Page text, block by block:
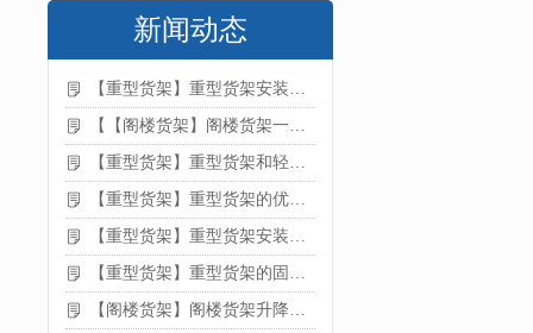
新闻动态
【重型货架】重型货架安装注意事项
【【阁楼货架】阁楼货架一般有哪些用途
【重型货架】重型货架和轻型货架的区别是什么
【重型货架】重型货架的优缺点
【重型货架】重型货架安装需要注意什么？
【重型货架】重型货架的固定方法
【阁楼货架】阁楼货架升降机需要注意哪些